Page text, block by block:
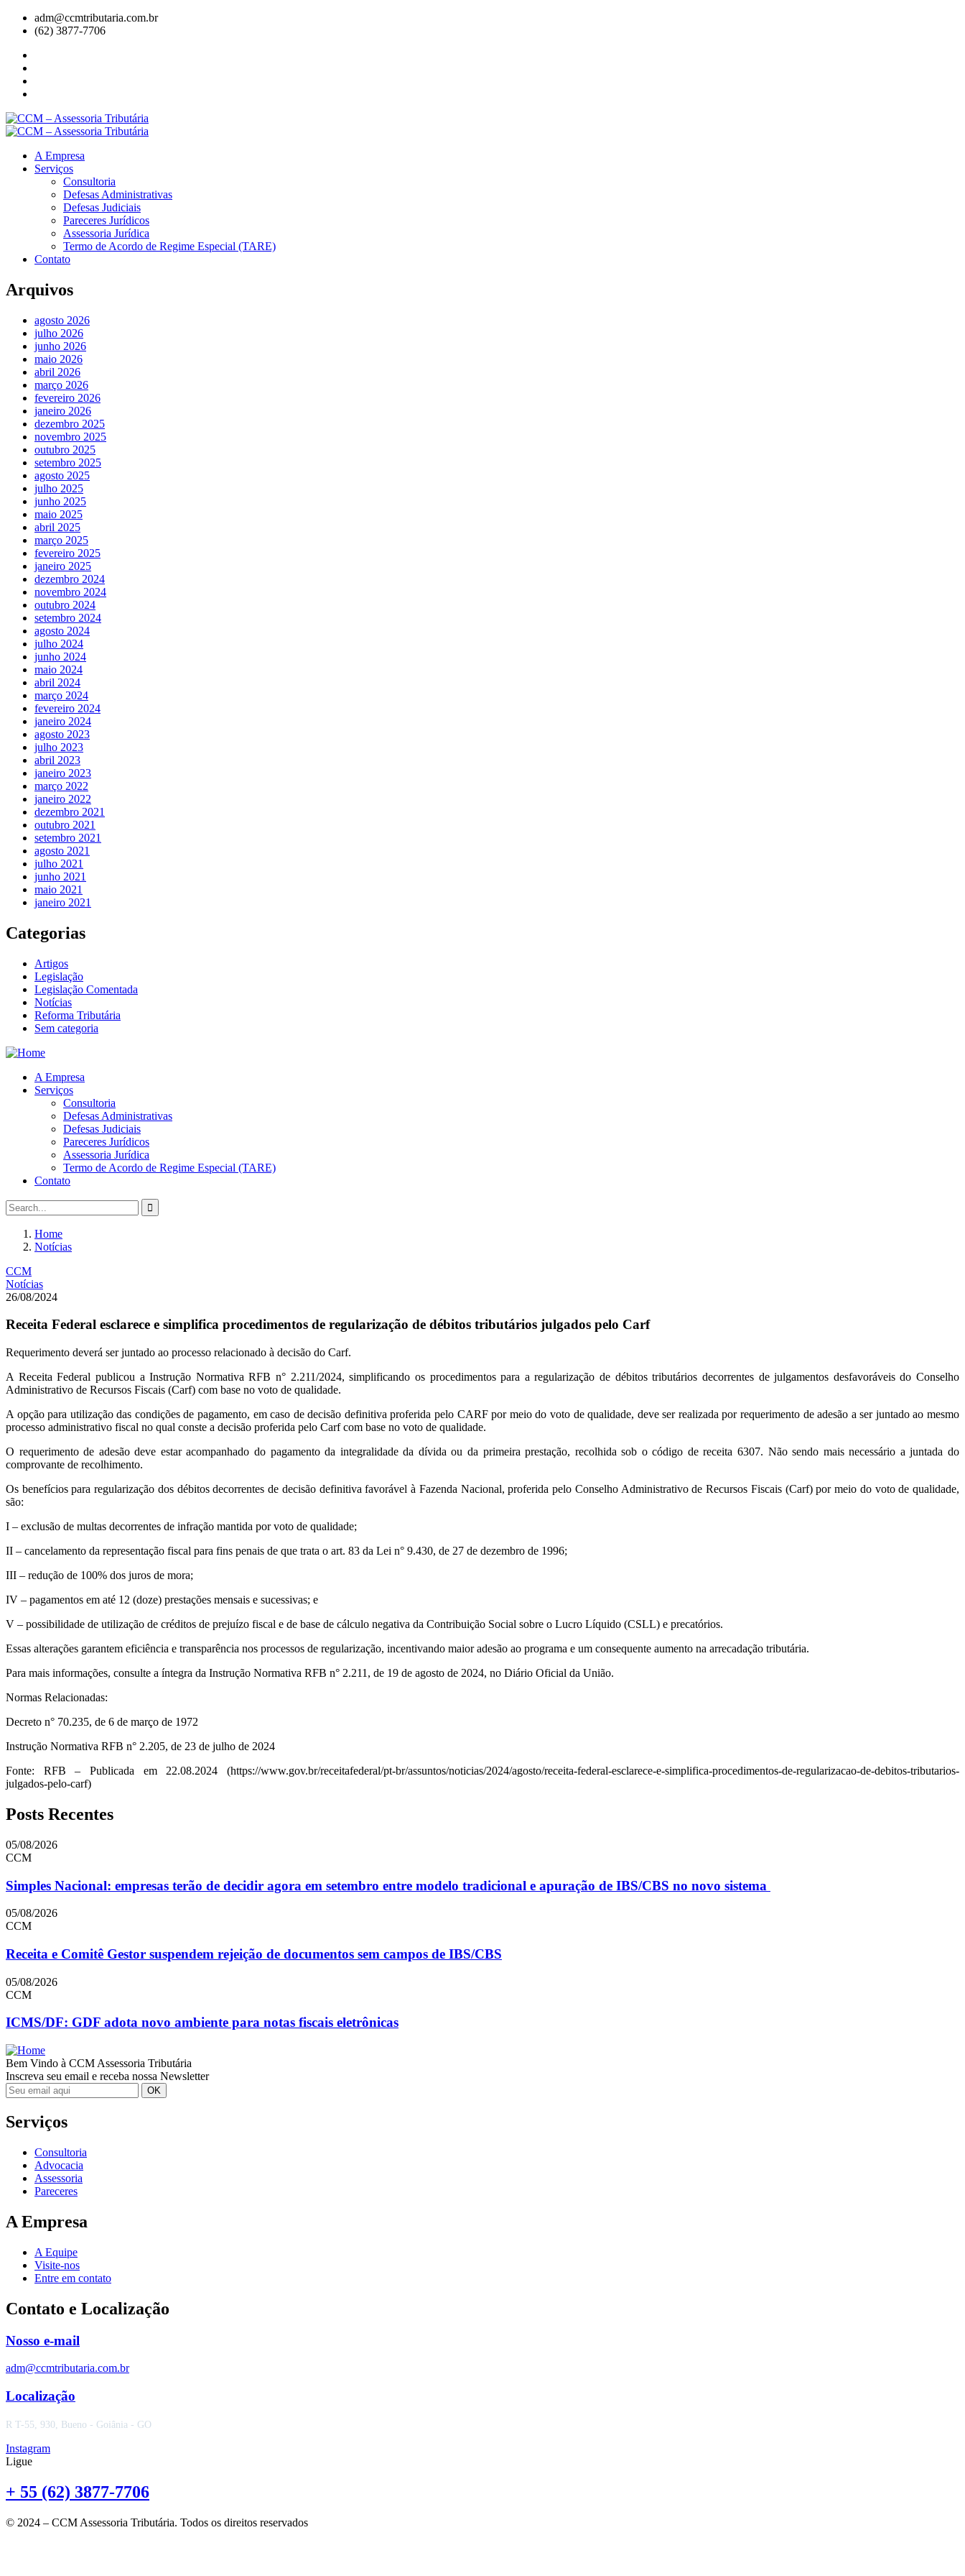
adm@ccmtributaria.com.br
(62) 3877-7706
A Empresa
Serviços
Consultoria
Defesas Administrativas
Defesas Judiciais
Pareceres Jurídicos
Assessoria Jurídica
Termo de Acordo de Regime Especial (TARE)
Contato
Arquivos
agosto 2026
julho 2026
junho 2026
maio 2026
abril 2026
março 2026
fevereiro 2026
janeiro 2026
dezembro 2025
novembro 2025
outubro 2025
setembro 2025
agosto 2025
julho 2025
junho 2025
maio 2025
abril 2025
março 2025
fevereiro 2025
janeiro 2025
dezembro 2024
novembro 2024
outubro 2024
setembro 2024
agosto 2024
julho 2024
junho 2024
maio 2024
abril 2024
março 2024
fevereiro 2024
janeiro 2024
agosto 2023
julho 2023
abril 2023
janeiro 2023
março 2022
janeiro 2022
dezembro 2021
outubro 2021
setembro 2021
agosto 2021
julho 2021
junho 2021
maio 2021
janeiro 2021
Categorias
Artigos
Legislação
Legislação Comentada
Notícias
Reforma Tributária
Sem categoria
A Empresa
Serviços
Consultoria
Defesas Administrativas
Defesas Judiciais
Pareceres Jurídicos
Assessoria Jurídica
Termo de Acordo de Regime Especial (TARE)
Contato
Home
Notícias
CCM
Notícias
26/08/2024
Receita Federal esclarece e simplifica procedimentos de regularização de débitos tributários julgados pelo Carf
Requerimento deverá ser juntado ao processo relacionado à decisão do Carf.
A Receita Federal publicou a Instrução Normativa RFB n° 2.211/2024, simplificando os procedimentos para a regularização de débitos tributários decorrentes de julgamentos desfavoráveis do Conselho
Administrativo de Recursos Fiscais (Carf) com base no voto de qualidade.
A opção para utilização das condições de pagamento, em caso de decisão definitiva proferida pelo CARF por meio do voto de qualidade, deve ser realizada por requerimento de adesão a ser juntado ao mesmo
processo administrativo fiscal no qual conste a decisão proferida pelo Carf com base no voto de qualidade.
O requerimento de adesão deve estar acompanhado do pagamento da integralidade da dívida ou da primeira prestação, recolhida sob o código de receita 6307. Não sendo mais necessário a juntada do
comprovante de recolhimento.
Os benefícios para regularização dos débitos decorrentes de decisão definitiva favorável à Fazenda Nacional, proferida pelo Conselho Administrativo de Recursos Fiscais (Carf) por meio do voto de qualidade,
são:
I – exclusão de multas decorrentes de infração mantida por voto de qualidade;
II – cancelamento da representação fiscal para fins penais de que trata o art. 83 da Lei n° 9.430, de 27 de dezembro de 1996;
III – redução de 100% dos juros de mora;
IV – pagamentos em até 12 (doze) prestações mensais e sucessivas; e
V – possibilidade de utilização de créditos de prejuízo fiscal e de base de cálculo negativa da Contribuição Social sobre o Lucro Líquido (CSLL) e precatórios.
Essas alterações garantem eficiência e transparência nos processos de regularização, incentivando maior adesão ao programa e um consequente aumento na arrecadação tributária.
Para mais informações, consulte a íntegra da Instrução Normativa RFB n° 2.211, de 19 de agosto de 2024, no Diário Oficial da União.
Normas Relacionadas:
Decreto n° 70.235, de 6 de março de 1972
Instrução Normativa RFB n° 2.205, de 23 de julho de 2024
Fonte: RFB – Publicada em 22.08.2024 (https://www.gov.br/receitafederal/pt-br/assuntos/noticias/2024/agosto/receita-federal-esclarece-e-simplifica-procedimentos-de-regularizacao-de-debitos-tributarios-
julgados-pelo-carf)
Posts Recentes
05/08/2026
CCM
Simples Nacional: empresas terão de decidir agora em setembro entre modelo tradicional e apuração de IBS/CBS no novo sistema
05/08/2026
CCM
Receita e Comitê Gestor suspendem rejeição de documentos sem campos de IBS/CBS
05/08/2026
CCM
ICMS/DF: GDF adota novo ambiente para notas fiscais eletrônicas
Bem Vindo à CCM Assessoria Tributária
Inscreva seu email e receba nossa Newsletter
Serviços
Consultoria
Advocacia
Assessoria
Pareceres
A Empresa
A Equipe
Visite-nos
Entre em contato
Contato e Localização
Nosso e-mail
adm@ccmtributaria.com.br
Localização
R T-55, 930, Bueno - Goiânia - GO
Instagram
Ligue
+ 55 (62) 3877-7706
© 2024 – CCM Assessoria Tributária. Todos os direitos reservados